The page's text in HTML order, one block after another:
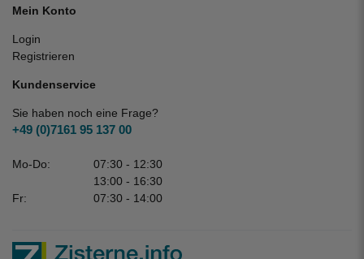
Mein Konto
Login
Registrieren
Kundenservice
Sie haben noch eine Frage?
+49 (0)7161 95 137 00
Mo-Do:
07:30 - 12:30
13:00 - 16:30
Fr:
07:30 - 14:00